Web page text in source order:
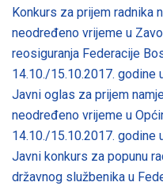
Konkurs za prijem radnika
neodređeno vrijeme u
reosiguranja Federacije
14.10./15.10.2017. godine
Javni oglas za prijem
neodređeno vrijeme u
14.10./15.10.2017. godine
Javni konkurs za popunu
državnog službenika u